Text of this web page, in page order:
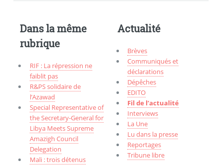
Dans la même
rubrique
RIF : La répression ne
faiblit pas
R&PS solidaire de
l’Azawad
Special Representative of
the Secretary-General for
Libya Meets Supreme
Amazigh Council
Delegation
Mali : trois détenus
Actualité
Brèves
Communiqués et
déclarations
Dépêches
EDITO
Fil de l’actualité
Interviews
La Une
Lu dans la presse
Reportages
Tribune libre